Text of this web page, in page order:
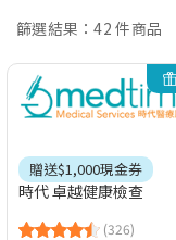
篩選結果：42 件商品
贈送$1,000現金券
時代 卓越健康檢查
(326)